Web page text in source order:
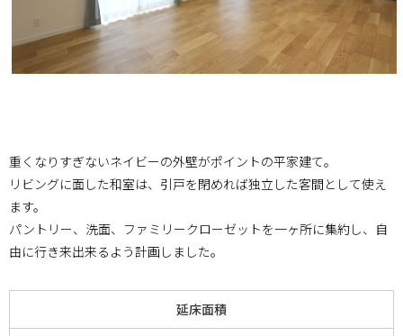
重くなりすぎないネイビーの外壁がポイントの平家建て。
リビングに面した和室は、引戸を閉めれば独立した客間として使え
ます。
パントリー、洗面、ファミリークローゼットを一ヶ所に集約し、自
由に行き来出来るよう計画しました。
延床面積